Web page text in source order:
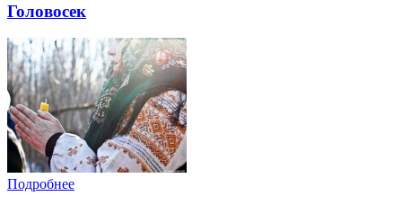
Головосек
Подробнее